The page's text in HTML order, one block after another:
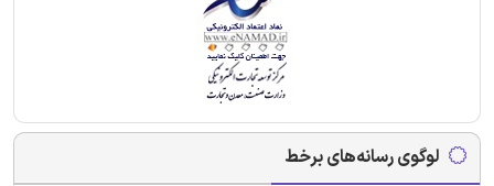
لوگوی رسانه‌های برخط